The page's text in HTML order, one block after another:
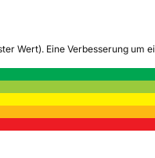
Wert). Eine Verbesserung um